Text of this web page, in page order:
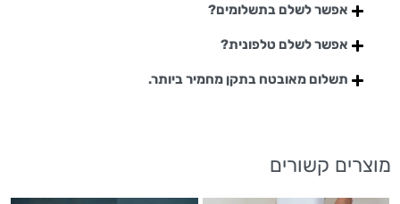
אפשר לשלם בתשלומים?
אפשר לשלם טלפונית?
תשלום מאובטח בתקן מחמיר ביותר.
מוצרים קשורים